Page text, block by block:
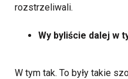
rozstrzeliwali.
Wy byliście dalej w
W tym tak. To były takie